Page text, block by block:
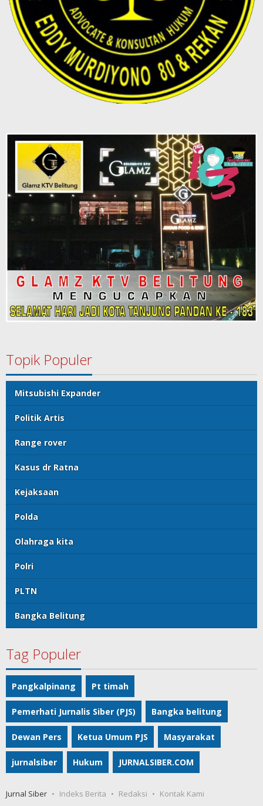
Topik Populer
Mitsubishi Expander
Politik Artis
Range rover
Kasus dr Ratna
Kejaksaan
Polda
Olahraga kita
Polri
PLTN
Bangka Belitung
Tag Populer
Pangkalpinang Pt timah
Pemerhati Jurnalis Siber (PJS) Bangka belitung
Dewan Pers Ketua Umum PJS Masyarakat
jurnalsiber Hukum JURNALSIBER.COM
Jurnal Siber Indeks Berita Redaksi Kontak Kami